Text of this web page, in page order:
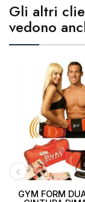
Gli altri
vedono
GYM FORM